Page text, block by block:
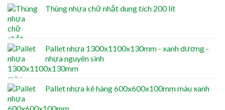
Thùng nhựa chữ nhật dung tích 200 lít
Pallet nhựa 1300x1100x130mm - xanh dương -
nhựa nguyên sinh
Pallet nhựa kê hàng 600x600x100mm màu xanh